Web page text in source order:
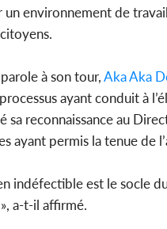
un environnement de
à son tour,Aka Aka
ayant conduit à
sa reconnaissance au
ayant permis la tenue de
indéfectible est le socle
a-t-il affirmé.